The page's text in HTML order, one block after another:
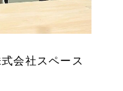
会社スペース